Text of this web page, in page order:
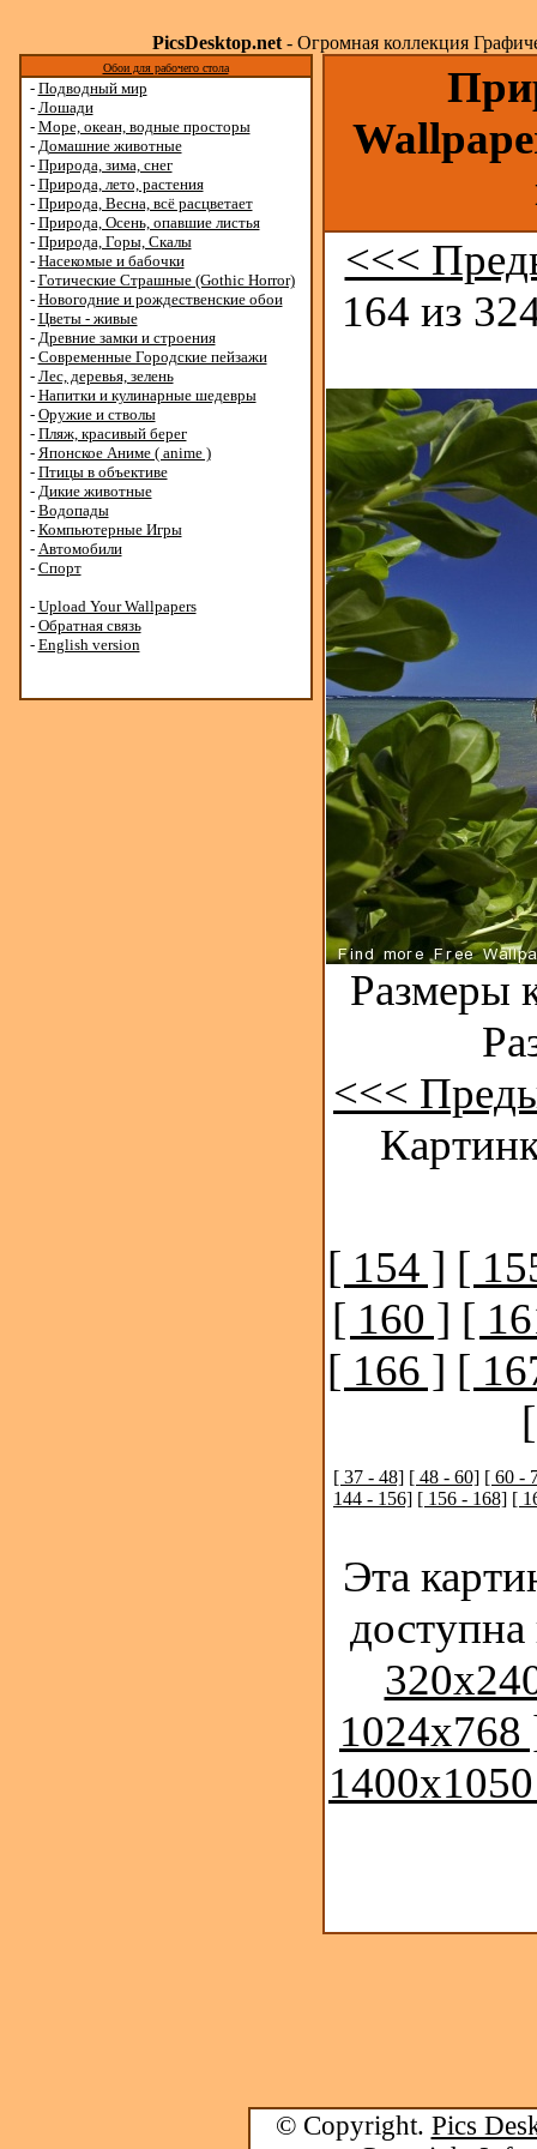
PicsDesktop.net- Огромная коллекция
Обои для рабочего стола
- Подводный мир
- Лошади
- Море, океан, водные просторы
- Домашние животные
- Природа, зима, снег
- Природа, лето, растения
- Природа, Весна, всё расцветает
- Природа, Осень, опавшие листья
- Природа, Горы, Скалы
- Насекомые и бабочки
- Готические Страшные (Gothic Horror)
- Новогодние и рождественские обои
- Цветы - живые
- Древние замки и строения
- Современные Городские пейзажи
- Лес, деревья, зелень
- Напитки и кулинарные шедевры
- Оружие и стволы
- Пляж, красивый берег
- Японское Аниме ( anime )
- Птицы в объективе
- Дикие животные
- Водопады
- Компьютерные Игры
- Автомобили
- Спорт
- Upload Your Wallpapers
- Обратная связь
- English version
<<<
164 из
Размеры
<<<
[ 154 ] [
[ 160 ] [
[ 166 ] [
[ 37 - 48] [ 48 - 60] [ 60 -
144 - 156] [ 156 - 168] [
Эта
1024x768
© Copyright. Pics